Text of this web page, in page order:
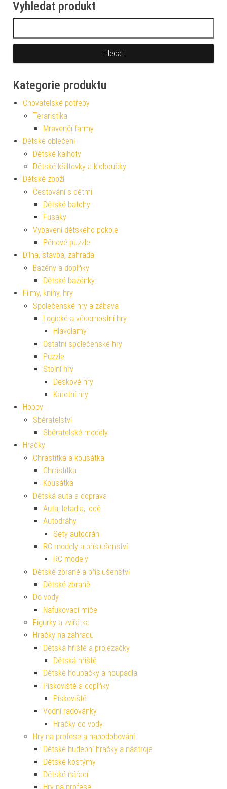
Vyhledat produkt
Kategorie produktu
Chovatelské potřeby
Teraristika
Mravenčí farmy
Dětské oblečení
Dětské kalhoty
Dětské kšiltovky a kloboučky
Dětské zboží
Cestování s dětmi
Dětské batohy
Fusaky
Vybavení dětského pokoje
Pěnové puzzle
Dílna, stavba, zahrada
Bazény a doplňky
Dětské bazénky
Filmy, knihy, hry
Společenské hry a zábava
Logické a vědomostní hry
Hlavolamy
Ostatní společenské hry
Puzzle
Stolní hry
Deskové hry
Karetní hry
Hobby
Sběratelství
Sběratelské modely
Hračky
Chrastítka a kousátka
Chrastítka
Kousátka
Dětská auta a doprava
Auta, letadla, lodě
Autodráhy
Sety autodráh
RC modely a příslušenství
RC modely
Dětské zbraně a příslušenství
Dětské zbraně
Do vody
Nafukovací míče
Figurky a zvířátka
Hračky na zahradu
Dětská hřiště a prolézačky
Dětská hřiště
Dětské houpačky a houpadla
Pískoviště a doplňky
Pískoviště
Vodní radovánky
Hračky do vody
Hry na profese a napodobování
Dětské hudební hračky a nástroje
Dětské kostýmy
Dětské nářadí